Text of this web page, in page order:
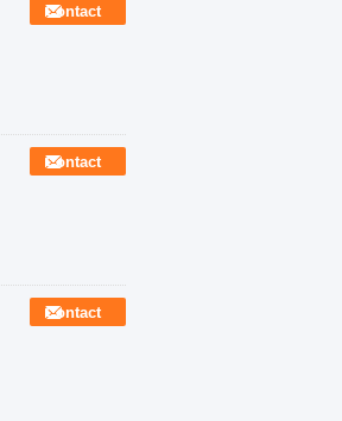
Contact
Contact
Contact